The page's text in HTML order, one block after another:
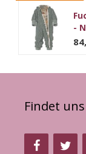
-
Findet